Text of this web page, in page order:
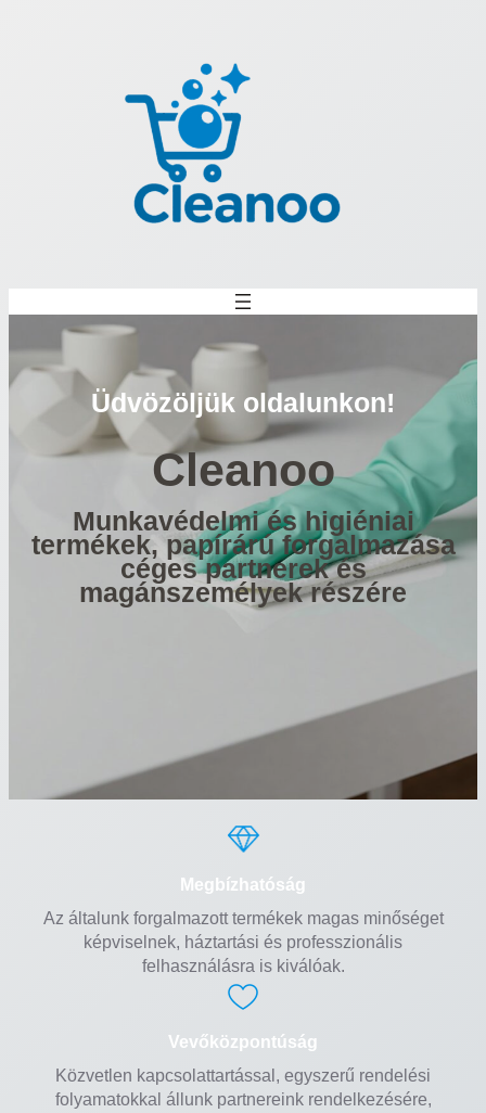
Üdvözöljük oldalunkon!
Cleanoo
Munkavédelmi és higiéniai
termékek, papírárú forgalmazása
céges partnerek és
magánszemélyek részére
Megbízhatóság
Az általunk forgalmazott termékek magas minőséget
képviselnek, háztartási és professzionális
felhasználásra is kiválóak.
Vevőközpontúság
Közvetlen kapcsolattartással, egyszerű rendelési
folyamatokkal állunk partnereink rendelkezésére,